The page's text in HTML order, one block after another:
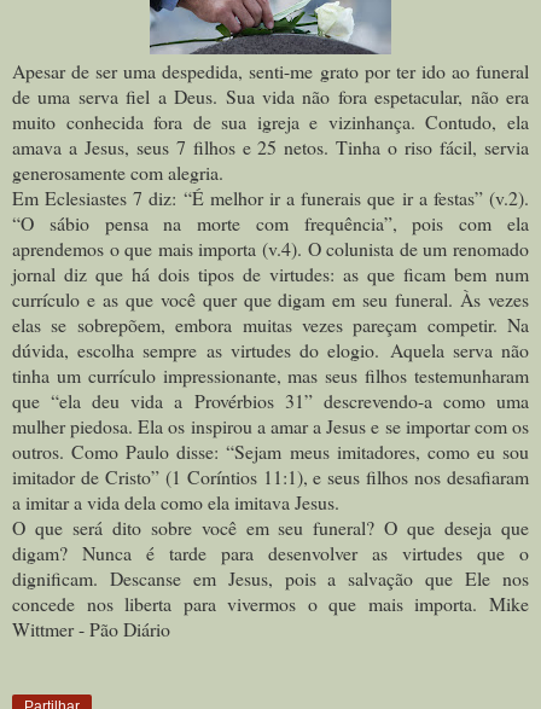
Apesar de ser uma despedida, senti-me grato por ter ido ao funeral
de uma serva fiel a Deus. Sua vida não fora espetacular, não era
muito conhecida fora de sua igreja e vizinhança. Contudo, ela
amava a Jesus, seus 7 filhos e 25 netos. Tinha o riso fácil, servia
generosamente com alegria.
Em Eclesiastes 7 diz: “É melhor ir a funerais que ir a festas” (v.2).
“O sábio pensa na morte com frequência”, pois com ela
aprendemos o que mais importa (v.4). O colunista de um renomado
jornal diz que há dois tipos de virtudes: as que ficam bem num
currículo e as que você quer que digam em seu funeral. Às vezes
elas se sobrepõem, embora muitas vezes pareçam competir. Na
dúvida, escolha sempre as virtudes do elogio. Aquela serva não
tinha um currículo impressionante, mas seus filhos testemunharam
que “ela deu vida a Provérbios 31” descrevendo-a como uma
mulher piedosa. Ela os inspirou a amar a Jesus e se importar com os
outros. Como Paulo disse: “Sejam meus imitadores, como eu sou
imitador de Cristo” (1 Coríntios 11:1), e seus filhos nos desafiaram
a imitar a vida dela como ela imitava Jesus.
O que será dito sobre você em seu funeral? O que deseja que
digam? Nunca é tarde para desenvolver as virtudes que o
dignificam. Descanse em Jesus, pois a salvação que Ele nos
concede nos liberta para vivermos o que mais importa. Mike
Wittmer - Pão Diário